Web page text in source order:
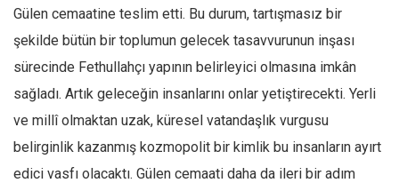
İslam Dünyası
Amerika
Avustralya
Düşünce
Dosyalar
Gülen cemaatine teslim etti. Bu durum, tartışmasız bir
şekilde bütün bir toplumun gelecek tasavvurunun inşası
sürecinde Fethullahçı yapının belirleyici olmasına imkân
sağladı. Artık geleceğin insanlarını onlar yetiştirecekti. Yerli
ve millî olmaktan uzak, küresel vatandaşlık vurgusu
belirginlik kazanmış kozmopolit bir kimlik bu insanların ayırt
edici vasfı olacaktı. Gülen cemaati daha da ileri bir adım